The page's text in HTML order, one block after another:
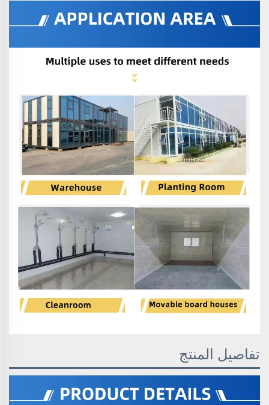
تفاصيل المنتج